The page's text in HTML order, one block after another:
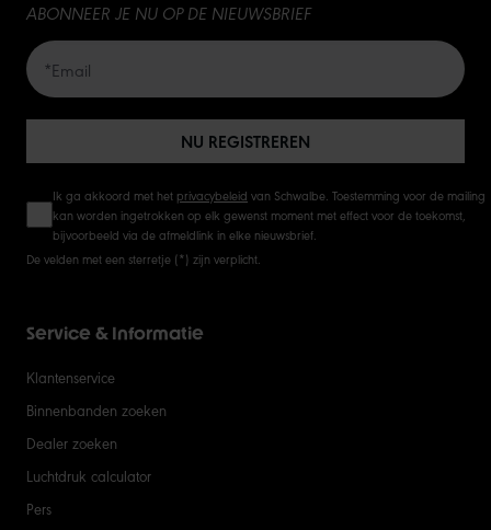
20
ABONNEER JE NU OP DE NIEUWSBRIEF
NU REGISTREREN
Ik ga akkoord met het privacybeleid van Schwalbe. Toestemming voor de mailing
kan worden ingetrokken op elk gewenst moment met effect voor de toekomst,
bijvoorbeeld via de afmeldlink in elke nieuwsbrief.
De velden met een sterretje (*) zijn verplicht.
Service & Informatie
Klantenservice
Binnenbanden zoeken
Dealer zoeken
Luchtdruk calculator
Pers